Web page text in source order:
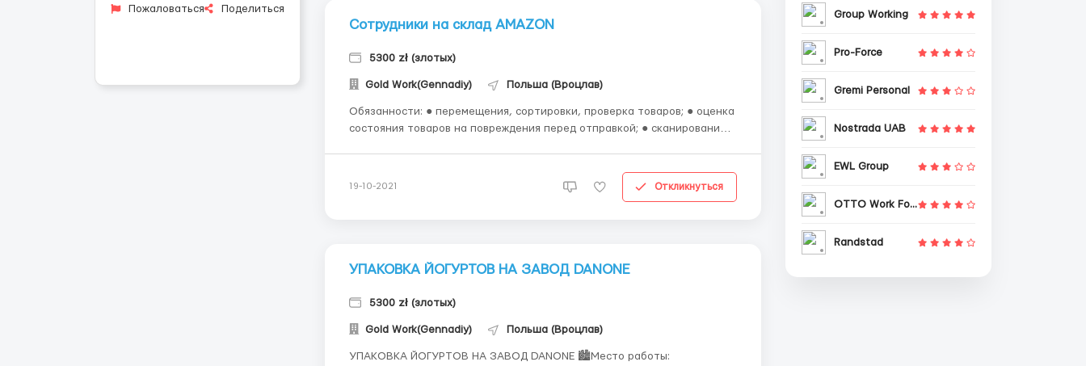
Пожаловаться
Поделиться
Сотрудники на склад AMAZON
5300 zł (злотых)
Gold Work(Gennadiy) Польша (Вроцлав)
Обязанности: ● перемещения, сортировки, проверка товаров; ● оценка
состояния товаров на повреждения перед отправкой; ● сканирования
максимально автоматизирована, не требу...
19-10-2021 Откликнуться
УПАКОВКА ЙОГУРТОВ НА ЗАВОД DANONE
5300 zł (злотых)
Gold Work(Gennadiy) Польша (Вроцлав)
УПАКОВКА ЙОГУРТОВ НА ЗАВОД DANONE 🏙Место работы:
Group Working
Pro-Force
Gremi Personal
Nostrada UAB
EWL Group
OTTO Work Force
Randstad